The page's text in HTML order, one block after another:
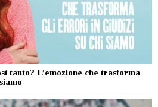
tanto? L’emozione che trasforma